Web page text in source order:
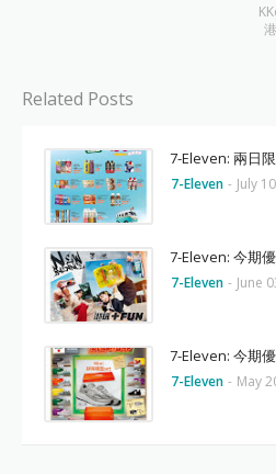
Related Posts
7-Eleven: 兩日
7-Eleven - July
7-Eleven: 今期
7-Eleven - June
7-Eleven: 今期
7-Eleven - May